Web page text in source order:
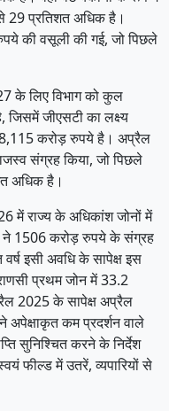
29 प्रतिशत अधिक है।
की वसूली की गई, जो पिछले
27 के लिए विभाग को कुल
जिसमें जीएसटी का लक्ष्य
करोड़ रुपये है। अप्रैल
संग्रह किया, जो पिछले
अधिक है।
में राज्य के अधिकांश जोनों में
ने 1506 करोड़ रुपये के संग्रह
इसी अवधि के सापेक्ष इस
प्रथम जोन में 33.2
2025 के सापेक्ष अप्रैल
अपेक्षाकृत कम प्रदर्शन वाले
सुनिश्चित करने के निर्देश
फील्ड में उतरें, व्यपारियों से